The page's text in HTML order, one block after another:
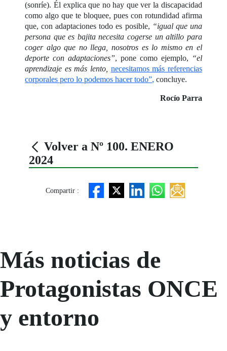
(sonríe). Él explica que no hay que ver la discapacidad
como algo que te bloquee, pues con rotundidad afirma
que, con adaptaciones todo es posible, “igual que una
persona que es bajita necesita cogerse un altillo para
coger algo que no llega, nosotros es lo mismo en el
deporte con adaptaciones”, pone como ejemplo, “el
aprendizaje es más lento, necesitamos más referencias
corporales pero lo podemos hacer todo”, concluye.
Rocío Parra
Volver a Nº 100. ENERO
2024
Compartir :
Más noticias de
Protagonistas ONCE
y entorno